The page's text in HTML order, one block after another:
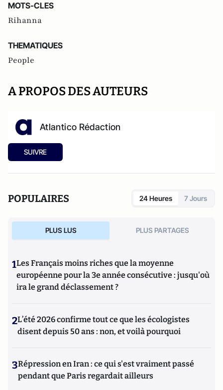
MOTS-CLES
Rihanna
THEMATIQUES
People
A PROPOS DES AUTEURS
Atlantico Rédaction
SUIVRE
POPULAIRES 24 Heures 7 Jours
PLUS LUS PLUS PARTAGES
1Les Français moins riches que la moyenne
européenne pour la 3e année consécutive : jusqu'où
ira le grand déclassement ?
2L’été 2026 confirme tout ce que les écologistes
disent depuis 50 ans : non, et voilà pourquoi
3Répression en Iran : ce qui s'est vraiment passé
pendant que Paris regardait ailleurs